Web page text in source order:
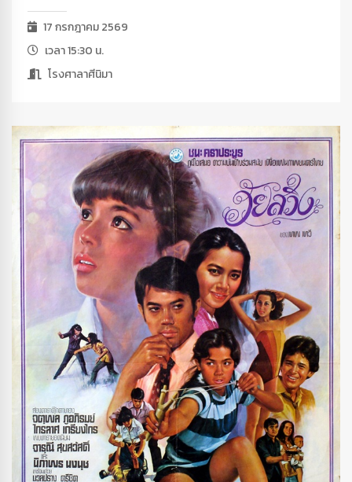
17 กรกฎาคม 2569
เวลา 15:30 น.
โรงศาลาศีนิมา